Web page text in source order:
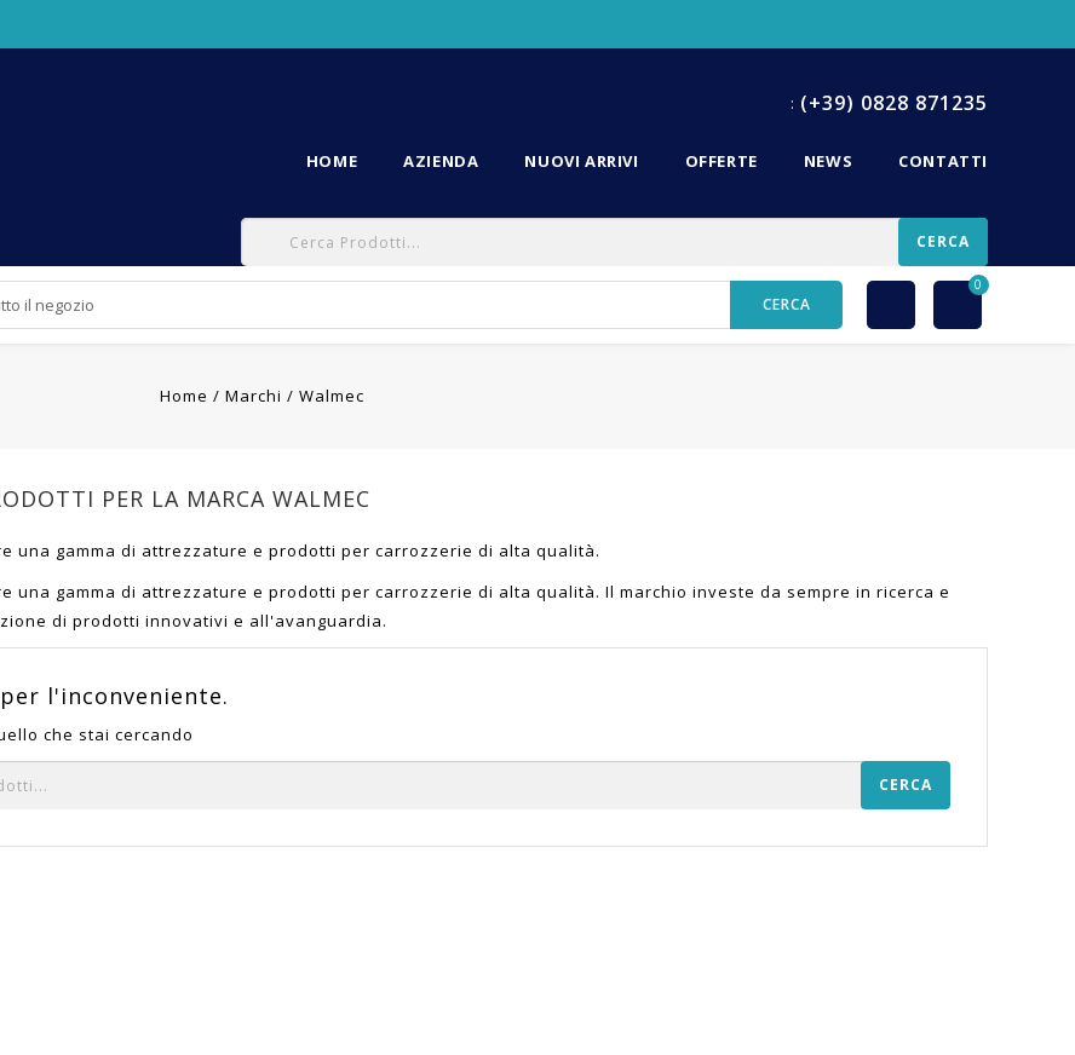
: (+39) 0828 871235
HOME AZIENDA NUOVI ARRIVI OFFERTE NEWS CONTATTI
CERCA
CERCA
0
Home Marchi Walmec
PER LA MARCA WALMEC
una gamma di attrezzature e prodotti per carrozzerie di alta qualità.
una gamma di attrezzature e prodotti per carrozzerie di alta qualità. Il marchio investe da sempre in ricerca e
di prodotti innovativi e all'avanguardia.
l'inconveniente.
che stai cercando
CERCA